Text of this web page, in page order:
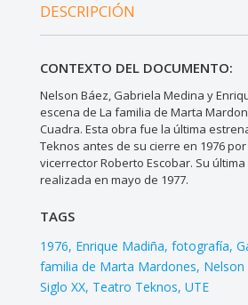
DESCRIPCIÓN
CONTEXTO DEL DOCUMENTO:
Nelson Báez, Gabriela Medina y
escena de La familia de Marta
Cuadra. Esta obra fue la última
Teknos antes de su cierre en 1976
vicerrector Roberto Escobar. Su
realizada en mayo de 1977.
TAGS
1976 Enrique Madiña fotografía
familia de Marta Mardones Nelson
Siglo XX Teatro Teknos UTE